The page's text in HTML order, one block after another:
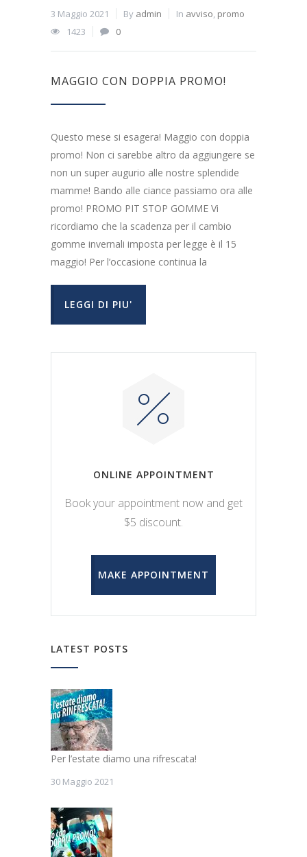
3 Maggio 2021 By admin In avviso, promo
1423
0
MAGGIO CON DOPPIA PROMO!
Questo mese si esagera! Maggio con doppia
promo! Non ci sarebbe altro da aggiungere se
non un super augurio alle nostre splendide
mamme! Bando alle ciance passiamo ora alle
promo! PROMO PIT STOP GOMME Vi
ricordiamo che la scadenza per il cambio
gomme invernali imposta per legge è il 15
maggio! Per l’occasione continua la
LEGGI DI PIU'
ONLINE APPOINTMENT
Book your appointment now and get
$5 discount.
MAKE APPOINTMENT
LATEST POSTS
Per l’estate diamo una rifrescata!
30 Maggio 2021